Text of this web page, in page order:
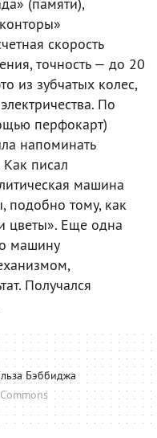
скорость
точность — до 20
из зубчатых колес,
По
перфокарт)
напоминать
писал
машина
подобно тому, как
цветы». Еще одна
машину
Получался
Бэббиджа